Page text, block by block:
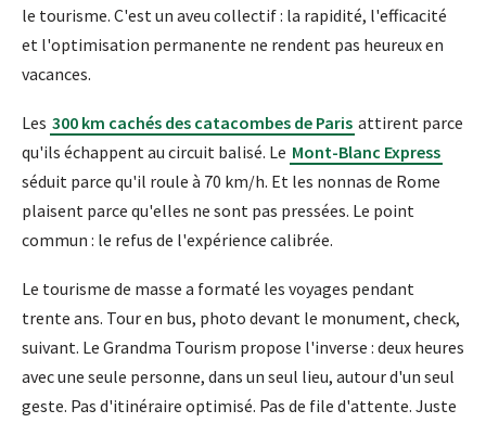
le tourisme. C'est un aveu collectif : la rapidité, l'efficacité
et l'optimisation permanente ne rendent pas heureux en
vacances.
Les 300 km cachés des catacombes de Paris attirent parce
qu'ils échappent au circuit balisé. Le Mont-Blanc Express
séduit parce qu'il roule à 70 km/h. Et les nonnas de Rome
plaisent parce qu'elles ne sont pas pressées. Le point
commun : le refus de l'expérience calibrée.
Le tourisme de masse a formaté les voyages pendant
trente ans. Tour en bus, photo devant le monument, check,
suivant. Le Grandma Tourism propose l'inverse : deux heures
avec une seule personne, dans un seul lieu, autour d'un seul
geste. Pas d'itinéraire optimisé. Pas de file d'attente. Juste